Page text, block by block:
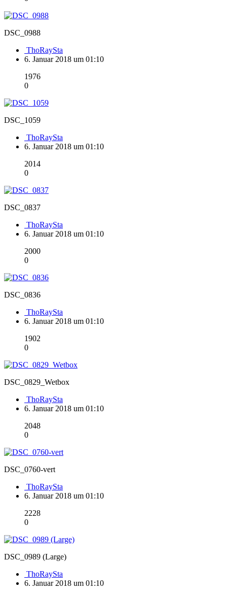
DSC_0988
ThoRaySta
6. Januar 2018 um 01:10
1976
0
DSC_1059
ThoRaySta
6. Januar 2018 um 01:10
2014
0
DSC_0837
ThoRaySta
6. Januar 2018 um 01:10
2000
0
DSC_0836
ThoRaySta
6. Januar 2018 um 01:10
1902
0
DSC_0829_Wetbox
ThoRaySta
6. Januar 2018 um 01:10
2048
0
DSC_0760-vert
ThoRaySta
6. Januar 2018 um 01:10
2228
0
DSC_0989 (Large)
ThoRaySta
6. Januar 2018 um 01:10